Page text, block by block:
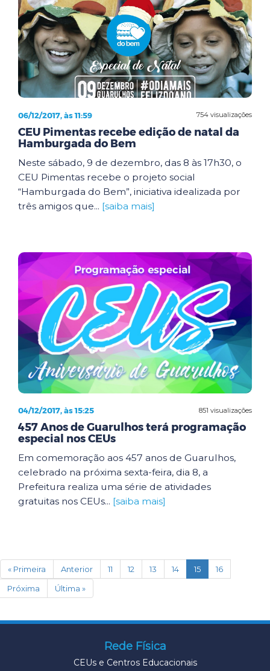
754 visualizações
06/12/2017, às 11:59
CEU Pimentas recebe edição de natal da
Hamburgada do Bem
Neste sábado, 9 de dezembro, das 8 às 17h30, o
CEU Pimentas recebe o projeto social
“Hamburgada do Bem”, iniciativa idealizada por
três amigos que... [saiba mais]
851 visualizações
04/12/2017, às 15:25
457 Anos de Guarulhos terá programação
especial nos CEUs
Em comemoração aos 457 anos de Guarulhos,
celebrado na próxima sexta-feira, dia 8, a
Prefeitura realiza uma série de atividades
gratuitas nos CEUs... [saiba mais]
« Primeira Anterior 11 12 13 14 15(current)
16
Próxima
Última »
Rede Física
CEUs e Centros Educacionais